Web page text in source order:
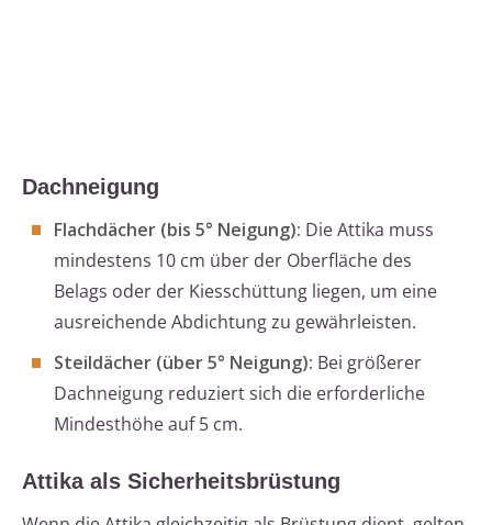
Dachneigung
Flachdächer (bis 5° Neigung): Die Attika muss
mindestens 10 cm über der Oberfläche des
Belags oder der Kiesschüttung liegen, um eine
ausreichende Abdichtung zu gewährleisten.
Steildächer (über 5° Neigung): Bei größerer
Dachneigung reduziert sich die erforderliche
Mindesthöhe auf 5 cm.
Attika als Sicherheitsbrüstung